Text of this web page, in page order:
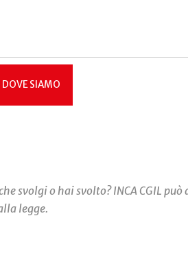
DOVE SIAMO
svolgi o hai svolto? INCA CGIL
legge.